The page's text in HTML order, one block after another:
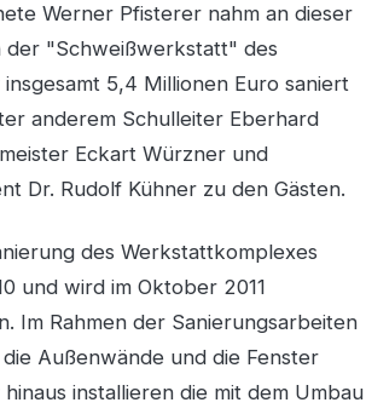
Werner Pfisterer nahm an dieser
der "Schweißwerkstatt" des
5,4 Millionen Euro saniert
anderem Schulleiter Eberhard
Eckart Würzner und
Dr. Rudolf Kühner zu den Gästen.
des Werkstattkomplexes
und wird im Oktober 2011
Im Rahmen der Sanierungsarbeiten
Außenwände und die Fenster
installieren die mit dem Umbau